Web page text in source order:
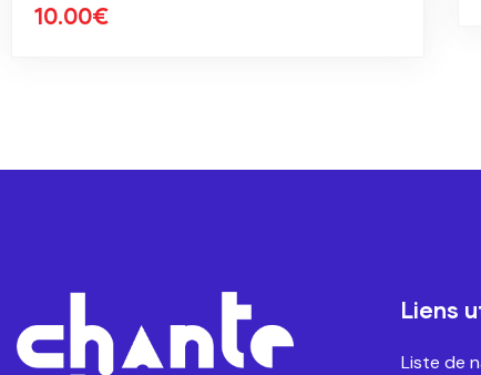
10.00€
Liens
Liste de